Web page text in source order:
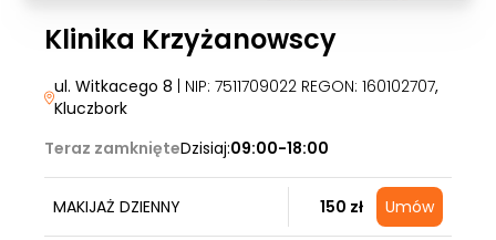
Klinika Krzyżanowscy
ul. Witkacego 8 | NIP: 7511709022 REGON: 160102707,
Kluczbork
Teraz zamknięteDzisiaj:09:00-18:00
MAKIJAŻ DZIENNY 150 zł Umów